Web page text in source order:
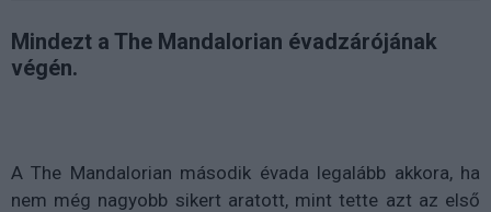
Mindezt a The Mandalorian évadzárójának
végén.
A The Mandalorian második évada legalább akkora, ha
nem még nagyobb sikert aratott, mint tette azt az első